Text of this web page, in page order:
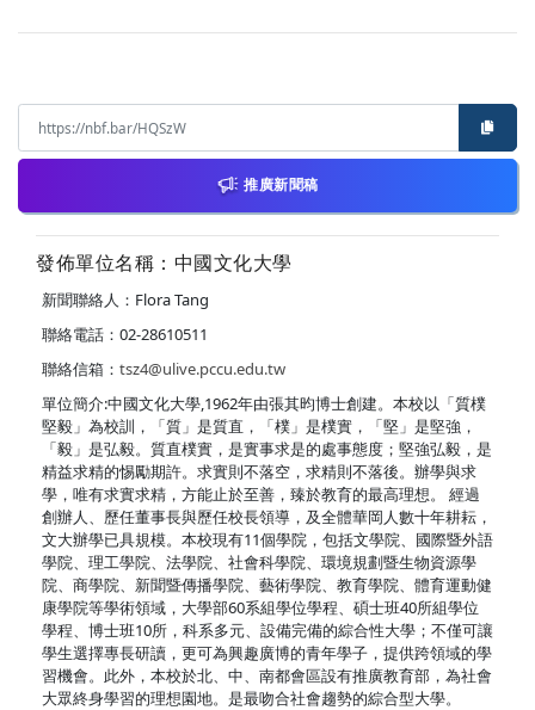
推廣新聞稿
發佈單位名稱：中國文化大學
新聞聯絡人：Flora Tang
聯絡電話：02-28610511
聯絡信箱： tsz4@ulive.pccu.edu.tw
單位簡介:中國文化大學,1962年由張其昀博士創建。本校以「質樸
堅毅」為校訓，「質」是質直，「樸」是樸實，「堅」是堅強，
「毅」是弘毅。質直樸實，是實事求是的處事態度；堅強弘毅，是
精益求精的惕勵期許。求實則不落空，求精則不落後。辦學與求
學，唯有求實求精，方能止於至善，臻於教育的最高理想。 經過
創辦人、歷任董事長與歷任校長領導，及全體華岡人數十年耕耘，
文大辦學已具規模。本校現有11個學院，包括文學院、國際暨外語
學院、理工學院、法學院、社會科學院、環境規劃暨生物資源學
院、商學院、新聞暨傳播學院、藝術學院、教育學院、體育運動健
康學院等學術領域，大學部60系組學位學程、碩士班40所組學位
學程、博士班10所，科系多元、設備完備的綜合性大學；不僅可讓
學生選擇專長研讀，更可為興趣廣博的青年學子，提供跨領域的學
習機會。此外，本校於北、中、南都會區設有推廣教育部，為社會
大眾終身學習的理想園地。是最吻合社會趨勢的綜合型大學。